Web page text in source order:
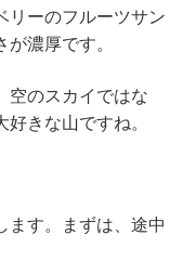
リーのフルーツサン
濃厚です。
空のスカイではな
きな山ですね。
ます。まずは、途中